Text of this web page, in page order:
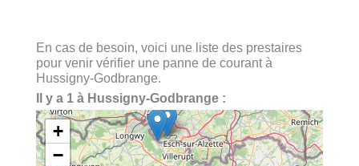
En cas de besoin, voici une liste des prestaires
pour venir vérifier une panne de courant à
Hussigny-Godbrange.
Il y a 1 à Hussigny-Godbrange :
+
−